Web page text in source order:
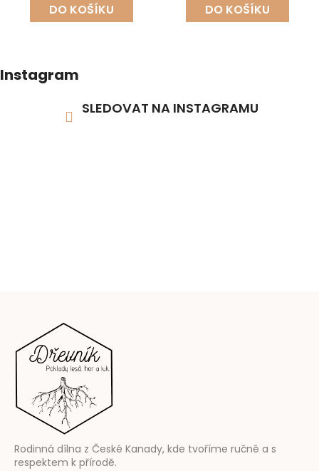
DO KOŠÍKU DO KOŠÍKU
Instagram
SLEDOVAT NA INSTAGRAMU
Rodinná dílna z České Kanady, kde tvoříme ručně a s
respektem k přírodě.